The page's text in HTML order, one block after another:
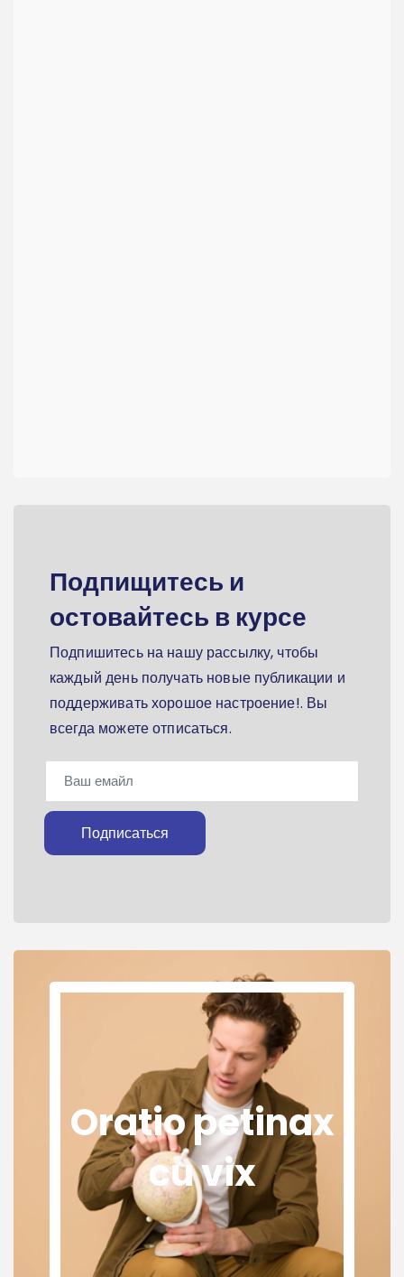
Подпищитесь и
остовайтесь в курсе
Подпишитесь на нашу рассылку, чтобы
каждый день получать новые публикации и
поддерживать хорошое настроение!. Вы
всегда можете отписаться.
Подписаться
Oratio petinax
cu vix